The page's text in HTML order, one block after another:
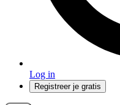
Log in
Registreer je gratis